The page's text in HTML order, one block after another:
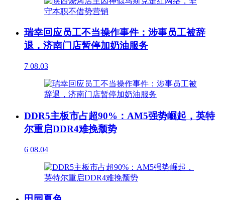
瑞幸回应员工不当操作事件：涉事员工被辞
退，济南门店暂停加奶油服务
7 08.03
DDR5主板市占超90%：AM5强势崛起，英特
尔重启DDR4难挽颓势
6 08.04